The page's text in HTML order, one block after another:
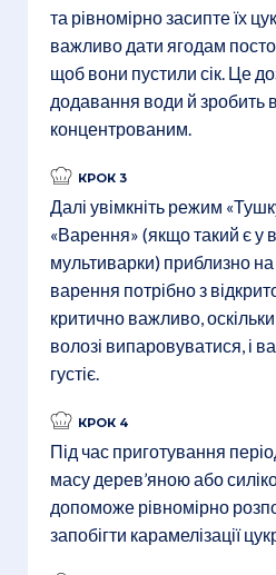
та рівномірно засипте їх
важливо дати ягодам
щоб вони пустили сік. Це
додавання води й зробить
концентрованим.
КРОК 3
Далі увімкніть режим
«Варення» (якщо такий є у
мультиварки) приблизно
варення потрібно з
критично важливо,
волозі випаровуватися, і
густіє.
КРОК 4
Під час приготування
масу дерев’яною або
допоможе рівномірно
запобігти карамелізації